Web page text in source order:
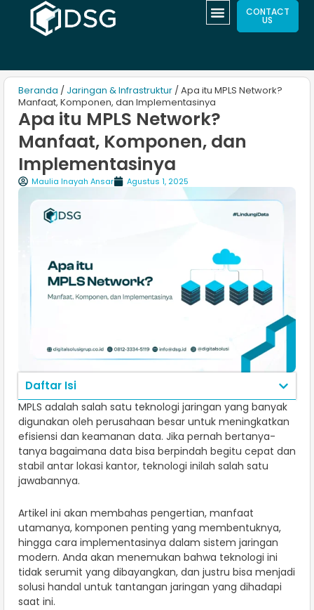
CONTACT
US
Beranda / Jaringan & Infrastruktur / Apa itu MPLS Network?
Manfaat, Komponen, dan Implementasinya
Apa itu MPLS Network?
Manfaat, Komponen, dan
Implementasinya
Maulia Inayah Ansar Agustus 1, 2025
Daftar Isi
MPLS adalah salah satu teknologi jaringan yang banyak
digunakan oleh perusahaan besar untuk meningkatkan
efisiensi dan keamanan data. Jika pernah bertanya-
tanya bagaimana data bisa berpindah begitu cepat dan
stabil antar lokasi kantor, teknologi inilah salah satu
jawabannya.
Artikel ini akan membahas pengertian, manfaat
utamanya, komponen penting yang membentuknya,
hingga cara implementasinya dalam sistem jaringan
modern. Anda akan menemukan bahwa teknologi ini
tidak serumit yang dibayangkan, dan justru bisa menjadi
solusi handal untuk tantangan jaringan yang dihadapi
saat ini.